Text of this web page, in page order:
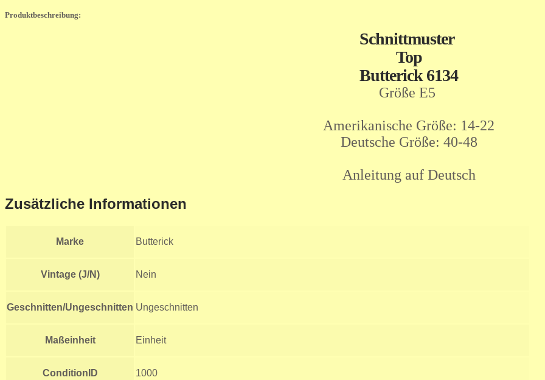
Produktbeschreibung:
Schnittmuster
Top
Butterick 6134
Größe E5
Amerikanische Größe: 14-22
Deutsche Größe: 40-48
Anleitung auf Deutsch
Zusätzliche Informationen
Marke Butterick
Vintage (J/N) Nein
Geschnitten/Ungeschnitten Ungeschnitten
Maßeinheit Einheit
ConditionID 1000